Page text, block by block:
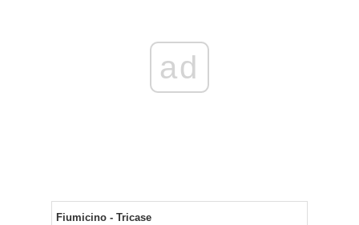
ad
Fiumicino - Tricase